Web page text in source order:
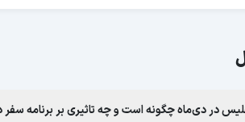
در دی‌ماه چگونه است و چه تاثیری بر برنامه سفر